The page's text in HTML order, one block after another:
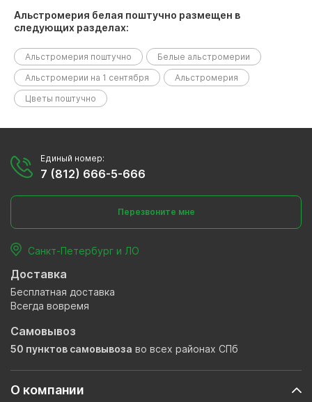
Альстромерия белая поштучно размещен в
следующих разделах:
Альстромерия поштучно
Белые альстромерии
Альстромерии на 1 сентября
Альстромерия
Цветы поштучно
О компании
Единый номер:
7 (812) 666-5-666
Перезвоните мне
Санкт-Петербург и ЛО
Доставка
Бесплатная доставка
Всегда вовремя
Самовывоз
50 пунктов самовывоза во всех районах СПб